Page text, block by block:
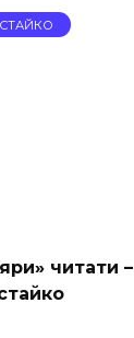
читати –